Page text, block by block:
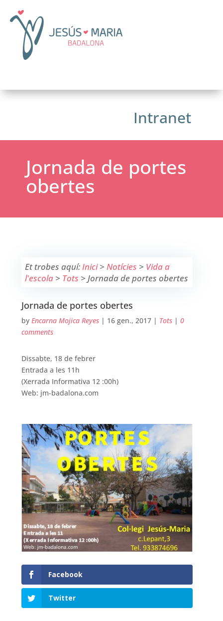
Intranet
Jornada de portes
obertes
Et trobes aquí:Inici> Notícies > Vida a
l'escola> Tots > Jornada de portes obertes
Jornada de portes obertes
by Encarna Mojica Reyes | 16 gen., 2017 | Tots | 0
comments
Dissabte, 18 de febrer
Entrada a les 11h
(Xerrada Informativa 12 :00h)
Web: jm-badalona.com
Facebook
Twitter